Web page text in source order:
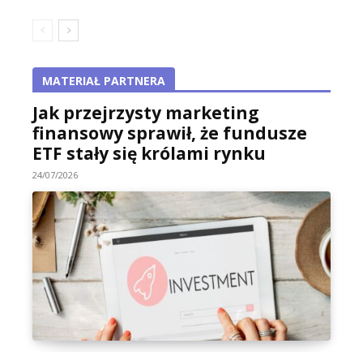
MATERIAŁ PARTNERA
Jak przejrzysty marketing
finansowy sprawił, że fundusze
ETF stały się królami rynku
24/07/2026